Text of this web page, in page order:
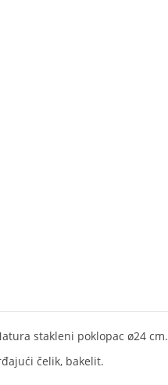
stakleni poklopac ø24 cm.
čelik, bakelit.